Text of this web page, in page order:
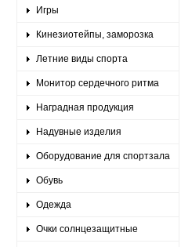
Игры
Кинезиотейпы, заморозка
Летние виды спорта
Монитор сердечного ритма
Наградная продукция
Надувные изделия
Оборудование для спортзала
Обувь
Одежда
Очки солнцезащитные